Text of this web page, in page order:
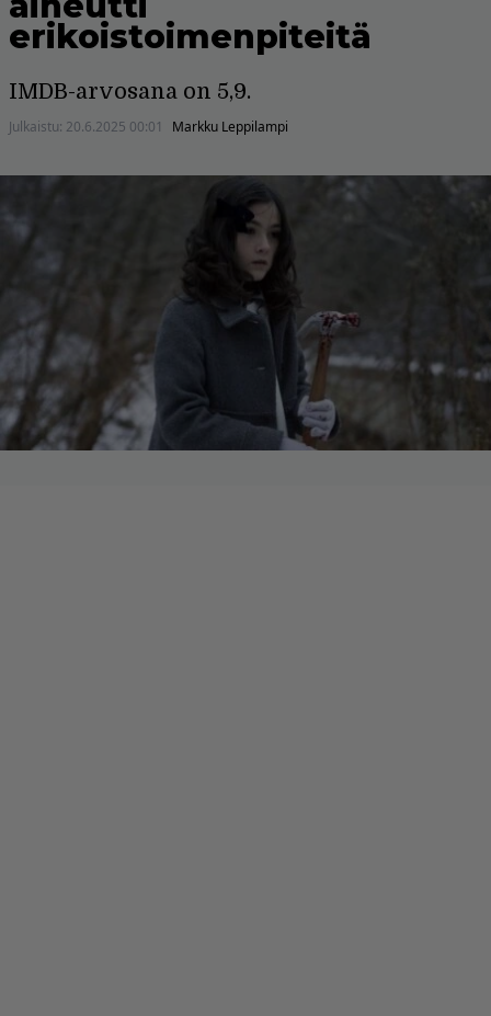
erikoistoimenpiteitä
IMDB-arvosana on 5,9.
Julkaistu: 20.6.2025 00:01 Markku Leppilampi